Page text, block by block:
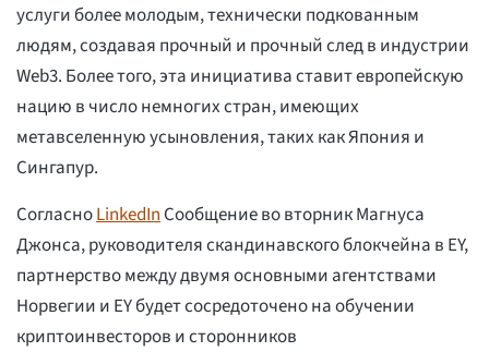
услуги более молодым, технически подкованным
людям, создавая прочный и прочный след в индустрии
Web3. Более того, эта инициатива ставит европейскую
нацию в число немногих стран, имеющих
метавселенную усыновления, таких как Япония и
Сингапур.
СогласноLinkedInСообщение во вторник Магнуса
Джонса, руководителя скандинавского блокчейна в EY,
партнерство между двумя основными агентствами
Норвегии и EY будет сосредоточено на обучении
криптоинвесторов и сторонников